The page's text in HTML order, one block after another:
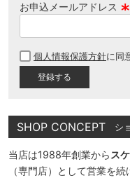
お申込メールアドレス
須
個人情報保護方針に同
SHOP CONCEPT シ
当店は1988年創業から ス
（専門店）として営業を